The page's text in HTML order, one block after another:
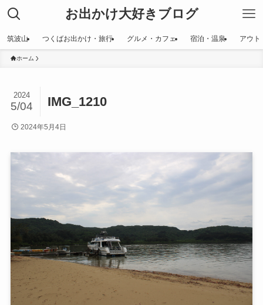
お出かけ大好きブログ
筑波山 つくばお出かけ・旅行 グルメ・カフェ 宿泊・温泉 アウト
ホーム
IMG_1210
2024
5/04
2024年5月4日